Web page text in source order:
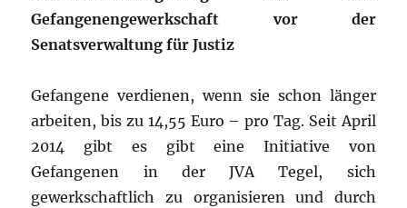
Gefangenengewerkschaft vor der
Senatsverwaltung für Justiz
Gefangene verdienen, wenn sie schon länger
arbeiten, bis zu 14,55 Euro – pro Tag. Seit April
2014 gibt es gibt eine Initiative von
Gefangenen in der JVA Tegel, sich
gewerkschaftlich zu organisieren und durch